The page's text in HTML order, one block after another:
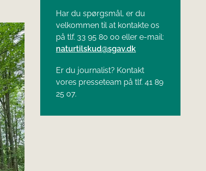
Har du spørgsmål, er du
velkommen til at kontakte os
på tlf. 33 95 80 00 eller e-mail:
naturtilskud@sgav.dk
Er du journalist? Kontakt
vores presseteam på tlf. 41 89
25 07.